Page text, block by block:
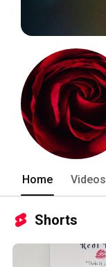
Home Videos
Shorts